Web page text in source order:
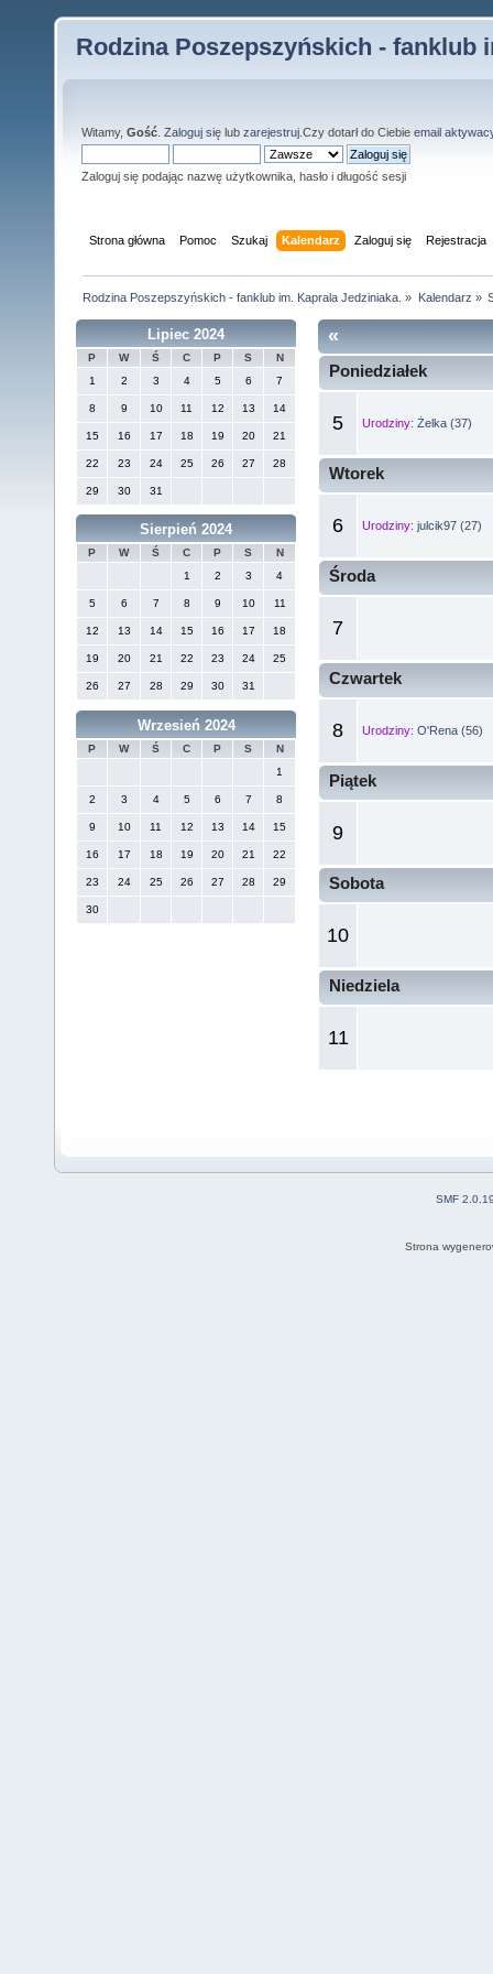
Rodzina Poszepszyńskich - fanklub
Witamy, Gość Zaloguj się lub zarejestruj .Czy dotarł do Ciebie email
Zaloguj się podając nazwę użytkownika, hasło i długość sesji
Strona główna Pomoc Szukaj Kalendarz Zaloguj się Rejestracja
Rodzina Poszepszyńskich - fanklub im. Kaprala Jedziniaka. » Kalendarz »
Lipiec 2024
P W Ś C P S
N
1
2 3 4 5 6 7
8 9 10 11 12 13 14
15 16 17 18 19 20 21
22 23 24 25 26 27 28
29 30 31
Sierpień 2024
P W Ś C P S
N
1
2 3 4
5 6 7 8 9 10 11
12 13 14 15 16 17 18
19 20 21 22 23 24 25
26 27 28 29 30 31
Wrzesień 2024
P W Ś C P S
N
1
2 3 4 5 6 7 8
9 10 11 12 13 14 15
16 17 18 19 20 21 22
23 24 25 26 27 28 29
30
«
Poniedziałek
5 Urodziny: Żelka (37)
Wtorek
6 Urodziny: julcik97 (27)
Środa
7
Czwartek
8 Urodziny: O'Rena (56)
Piątek
9
Sobota
10
Niedziela
11
SMF
Strona